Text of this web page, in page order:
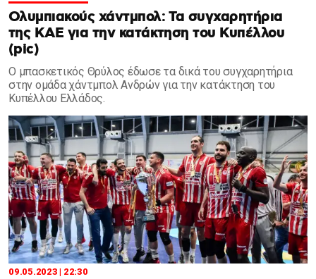
Ολυμπιακούς χάντμπολ: Τα συγχαρητήρια
της KAE για την κατάκτηση του Κυπέλλου
(pic)
Ο μπασκετικός Θρύλος έδωσε τα δικά του συγχαρητήρια
στην ομάδα χάντμπολ Ανδρών για την κατάκτηση του
Κυπέλλου Ελλάδος.
09.05.2023 | 22:30